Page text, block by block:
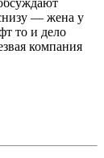
— жена у
то и дело
компания